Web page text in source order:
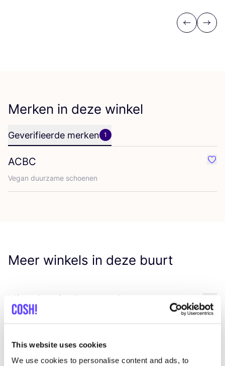
This website uses cookies
We use cookies to personalise content and ads, to
Previous
Next
Merken in deze winkel
Geverifieerde merken 1
ACBC
Vegan duur­za­me schoenen
Meer winkels in deze buurt
King Louie Amsterdam
Hartenstraat 10, Amsterdam
Kleding Accessories
like